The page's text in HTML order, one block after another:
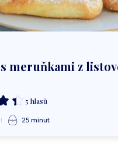
meruňkami z
5 hlasů
25 minut